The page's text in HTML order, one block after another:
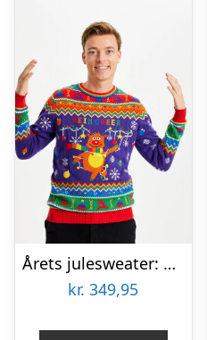
Årets julesweater: Reinqueer – herre / mænd. Ugly Christmas Sweater lavet i Danmark
kr. 349,95